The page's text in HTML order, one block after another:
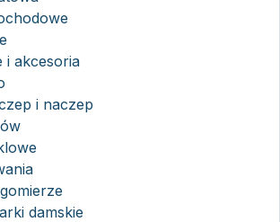
i akcesoria
i naczep
damskie